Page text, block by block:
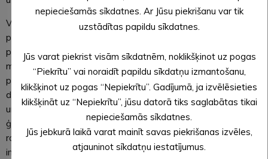
Vizītes ietvaros ministre apmeklēs vienīgo koka ēveļskaidu
plātņu ražotāju Baltijas valstīs uzņēmumu
pērnā gada nogalē kā pirmais noslēdza līgumu Ekonomikas
ministrijas jaunajā atbalsta programmā lielo investīciju
projektu īstenošanai un šobrīd novadā paplašina savu
darbību, veicot ieguldījumus tehnoloģisko procesu ieviešanā
un jaunas ražotnes izveidē. Tāpat ministre viesosies vietējā
ģimenes šūšanas uzņēmumāLINDEN, kas gatavās
ražošanas fabriku ir izvietojis Alūksnes novada pašvaldības
industriālajā ēkā.
nepieciešamās sīkdatnes. Ar Jūsu piekrišanu var tik
uzstādītas papildu sīkdatnes.
Jūs varat piekrist visām sīkdatnēm, noklikšķinot uz pogas
“Piekrītu” vai noraidīt papildu sīkdatņu izmantošanu,
klikšķinot uz pogas “Nepiekrītu”. Gadījumā, ja izvēlēsieties
klikšķināt uz “Nepiekrītu”, jūsu datorā tiks saglabātas tikai
nepieciešamās sīkdatnes.
Jūs jebkurā laikā varat mainīt savas piekrišanas izvēles,
atjauninot sīkdatņu iestatījumus.